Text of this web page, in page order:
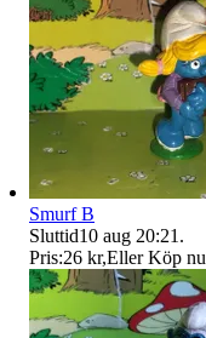
Smurf B
Sluttid10 aug 20:21 .
Pris:26 kr,Eller Köp nu